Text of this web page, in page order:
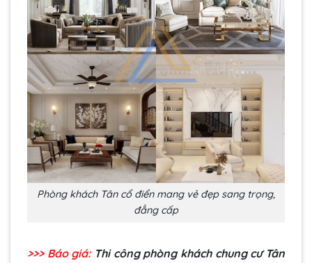
Phòng khách Tân cổ điển mang vẻ đẹp sang trọng,
đẳng cấp
>>> Báo giá: Thi công phòng khách chung cư Tân